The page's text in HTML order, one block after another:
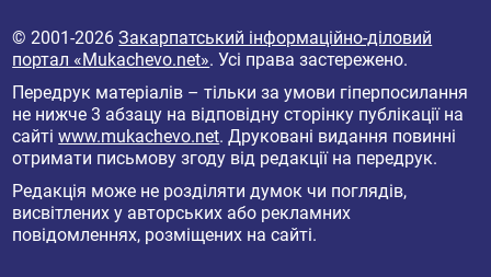
© 2001-2026Закарпатський інформаційно-діловий
портал «Mukachevo.net». Усі права застережено.
Передрук матеріалів – тільки за умови гіперпосилання
не нижче 3 абзацу на відповідну сторінку публікації на
сайтіwww.mukachevo.net. Друковані видання повинні
отримати письмову згоду від редакції на передрук.
Редакція може не розділяти думок чи поглядів,
висвітлених у авторських або рекламних
повідомленнях, розміщених на сайті.